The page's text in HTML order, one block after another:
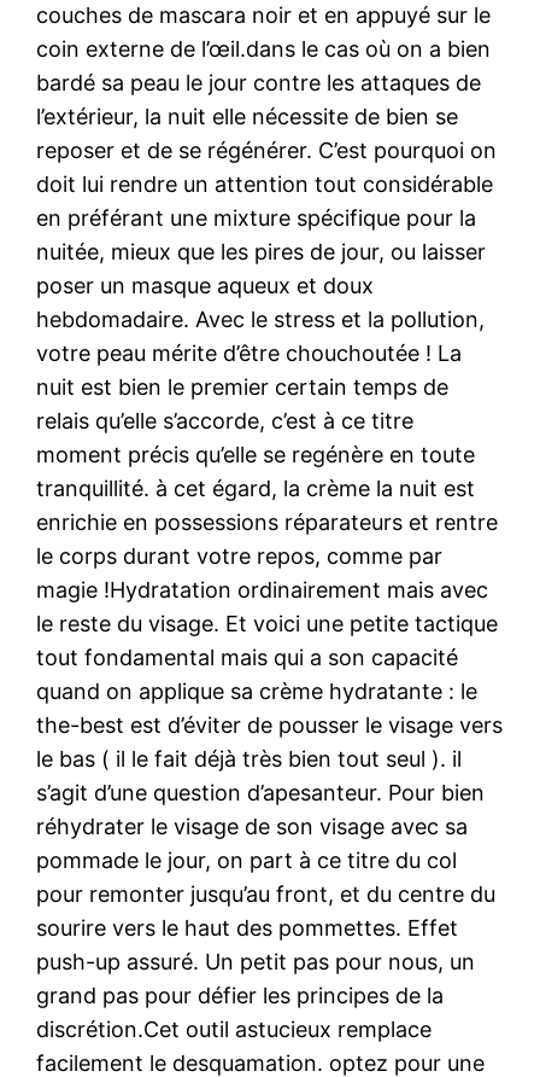
couches de mascara noir et en appuyé sur le
coin externe de l’œil.dans le cas où on a bien
bardé sa peau le jour contre les attaques de
l’extérieur, la nuit elle nécessite de bien se
reposer et de se régénérer. C’est pourquoi on
doit lui rendre un attention tout considérable
en préférant une mixture spécifique pour la
nuitée, mieux que les pires de jour, ou laisser
poser un masque aqueux et doux
hebdomadaire. Avec le stress et la pollution,
votre peau mérite d’être chouchoutée ! La
nuit est bien le premier certain temps de
relais qu’elle s’accorde, c’est à ce titre
moment précis qu’elle se regénère en toute
tranquillité. à cet égard, la crème la nuit est
enrichie en possessions réparateurs et rentre
le corps durant votre repos, comme par
magie !Hydratation ordinairement mais avec
le reste du visage. Et voici une petite tactique
tout fondamental mais qui a son capacité
quand on applique sa crème hydratante : le
the-best est d’éviter de pousser le visage vers
le bas ( il le fait déjà très bien tout seul ). il
s’agit d’une question d’apesanteur. Pour bien
réhydrater le visage de son visage avec sa
pommade le jour, on part à ce titre du col
pour remonter jusqu’au front, et du centre du
sourire vers le haut des pommettes. Effet
push-up assuré. Un petit pas pour nous, un
grand pas pour défier les principes de la
discrétion.Cet outil astucieux remplace
facilement le desquamation. optez pour une